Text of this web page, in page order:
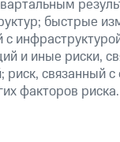
быстрые
с
и иные риски,
риск,
факторов риска.